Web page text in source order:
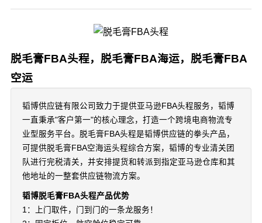
脱毛膏FBA头程，脱毛膏FBA海运，脱毛膏FBA
空运
韬博供应链有限公司致力于提供亚马逊FBA头程服务，韬博
一直秉承"客户第一"的核心理念，打造一个跨境电商物流专
业型服务平台。脱毛膏FBA头程是韬博供应链的拳头产品，
可提供脱毛膏FBA空海运头程综合方案，韬博的专业清关团
队进行完税清关，并安排提货和转派到指定亚马逊仓库和其
他地址的一整套供应链物流方案。
韬博脱毛膏FBA头程产品优势
1：上门取件，门到门的一条龙服务！